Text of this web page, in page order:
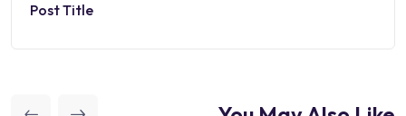
Post Title